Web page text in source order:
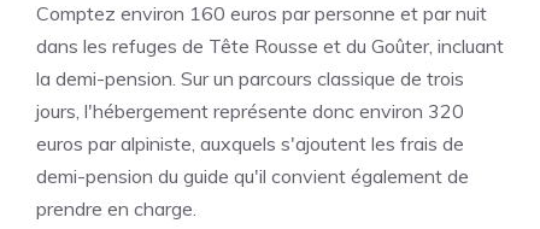
Comptez environ 160 euros par personne et par nuit
dans les refuges de Tête Rousse et du Goûter, incluant
la demi-pension. Sur un parcours classique de trois
jours, l'hébergement représente donc environ 320
euros par alpiniste, auxquels s'ajoutent les frais de
demi-pension du guide qu'il convient également de
prendre en charge.